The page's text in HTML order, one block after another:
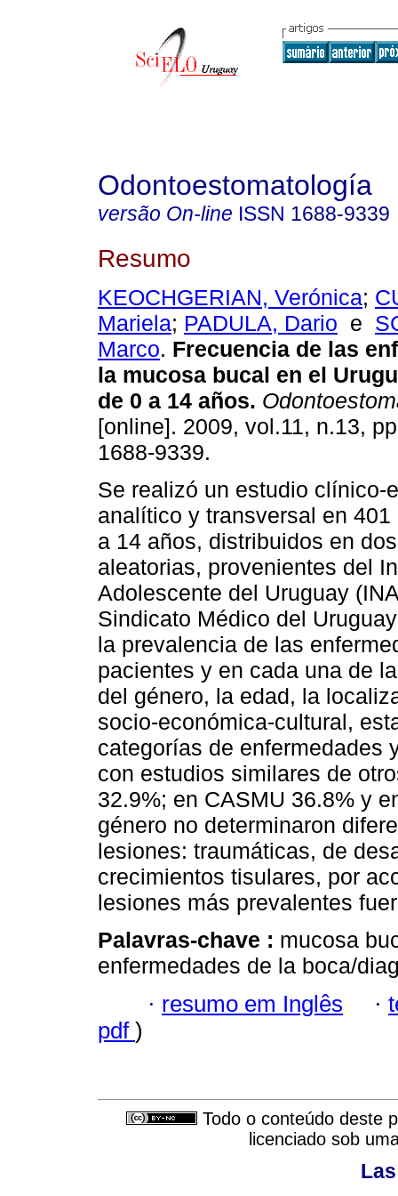
Odontoestomatología
versão On-line ISSN 1688-9339
Resumo
KEOCHGERIAN, Verónica;
Mariela; PADULA, Dario e
Marco. Frecuencia de las
la mucosa bucal en el
de 0 a 14 años.
[online]. 2009, vol.11, n.13,
1688-9339.
Se realizó un estudio clínico-
analítico y transversal en
a 14 años, distribuidos en
aleatorias, provenientes del
Adolescente del Uruguay
Sindicato Médico del
la prevalencia de las
pacientes y en cada una de
del género, la edad, la
socio-económica-cultural,
categorías de enfermedades
con estudios similares de
32.9%; en CASMU 36.8% y
género no determinaron
lesiones: traumáticas, de
crecimientos tisulares, por
lesiones más prevalentes
Palavras-chave : mucosa
enfermedades de la boca/
· resumo em Inglês ·
pdf )
Todo o conteúdo deste
licenciado sob